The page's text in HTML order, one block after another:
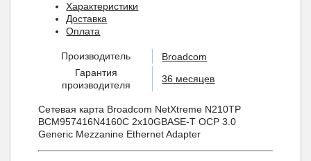
Характеристики
Доставка
Оплата
Производитель
Broadcom
Гарантия
производителя
36 месяцев
Сетевая карта Broadcom NetXtreme N210TP
BCM957416N4160C 2x10GBASE-T OCP 3.0
Generic Mezzanine Ethernet Adapter